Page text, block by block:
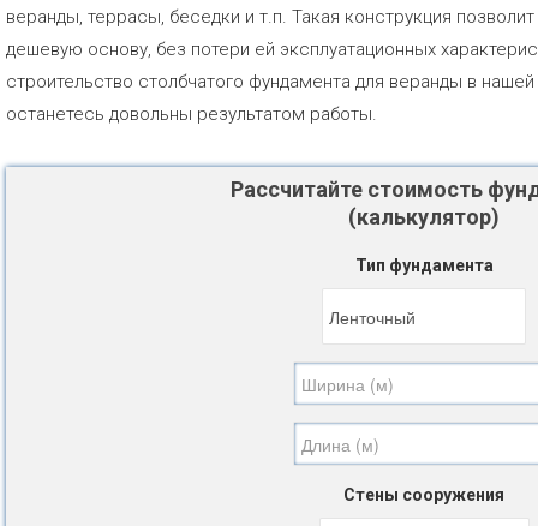
веранды, террасы, беседки и т.п. Такая конструкция
дешевую основу, без потери ей эксплуатационных
строительство столбчатого фундамента для веранды в
останетесь довольны результатом работы.
Рассчитайте стоимость
(калькулятор)
Тип фундамента
Стены сооружения